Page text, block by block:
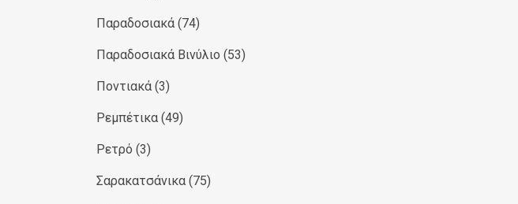
Παραδοσιακά (74)
Παραδοσιακά Βινύλιο (53)
Ποντιακά (3)
Ρεμπέτικα (49)
Ρετρό (3)
Σαρακατσάνικα (75)